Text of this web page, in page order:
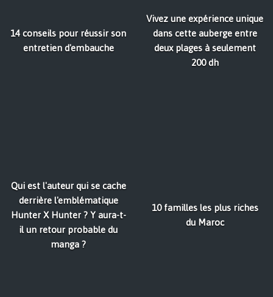
14 conseils pour réussir son
entretien d'embauche
Vivez une expérience unique
dans cette auberge entre
deux plages à seulement
200 dh
Qui est l'auteur qui se cache
derrière l'emblématique
Hunter X Hunter ? Y aura-t-
il un retour probable du
manga ?
10 familles les plus riches
du Maroc